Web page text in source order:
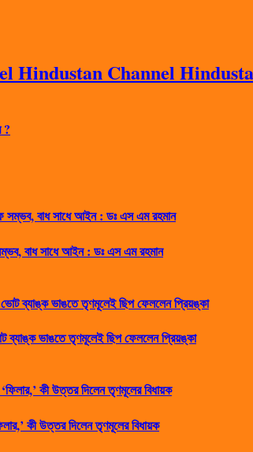
Hindustan Channel
বাধ সাধে আইন : ডঃ এস এম রহমান
ভাঙতে তৃণমূলেই ছিপ ফেললেন প্রিয়ঙ্কা
কী উত্তর দিলেন তৃণমূলের বিধায়ক